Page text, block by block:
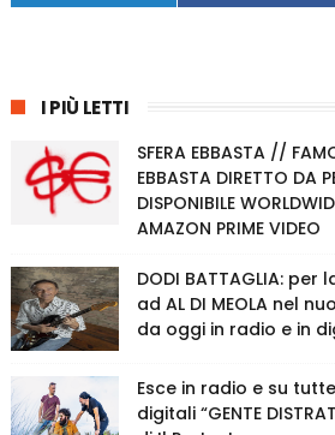
I PIÙ LETTI
SFERA EBBASTA //
EBBASTA DIRETTO DA
DISPONIBILE
AMAZON PRIME VIDEO
DODI BATTAGLIA:
ad AL DI MEOLA nel
da oggi in radio e in
Esce in radio e su
digitali “GENTE